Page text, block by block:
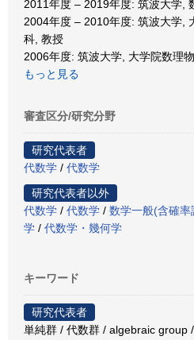
2011年度 – 2019年度: 筑波大学,
2004年度 – 2010年度: 筑波大学,
科, 教授
2006年度: 筑波大学, 大学院数理
もっと見る
審査区分/研究分野
研究代表者
代数学 / 代数学
研究代表者以外
代数学 / 代数学 / 数学一般(含確率
学 / 代数学・幾何学
キーワード
研究代表者
単純群 / 代数群 / algebraic group